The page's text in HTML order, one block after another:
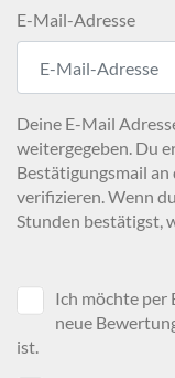
E-Mail-Adresse
Deine E-Mail
weitergegeben. Du
Bestätigungsmail an
verifizieren. Wenn
Stunden bestätigst,
Ich möchte per
neue
ist.